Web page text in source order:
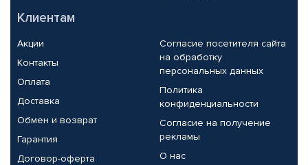
Клиентам
Акции
Контакты
Оплата
Доставка
Обмен и возврат
Гарантия
Договор-оферта
Согласие посетителя сайта
на обработку
персональных данных
Политика
конфиденциальности
Согласие на получение
рекламы
О нас